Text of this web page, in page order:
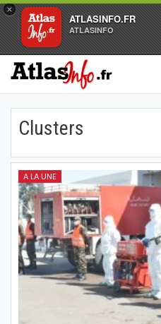
×
ATLASINFO.FR
ATLASINFO
Clusters
A LA UNE